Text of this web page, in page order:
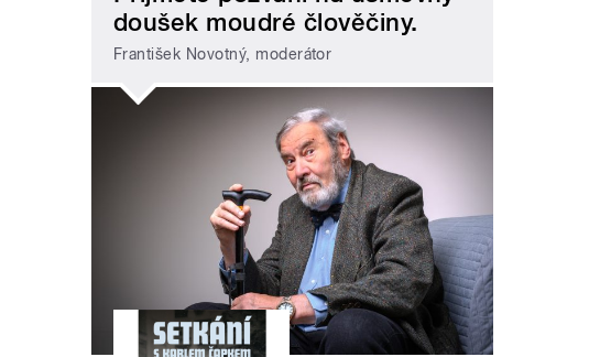
doušek moudré člověčiny.
František Novotný, moderátor